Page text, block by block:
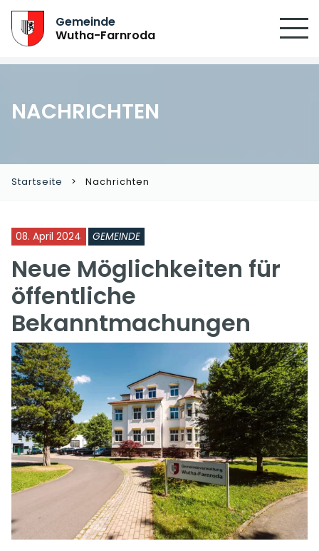
Gemeinde
Wutha-Farnroda
NACHRICHTEN
Startseite Nachrichten
08. April 2024 GEMEINDE
Neue Möglichkeiten für
öffentliche
Bekanntmachungen